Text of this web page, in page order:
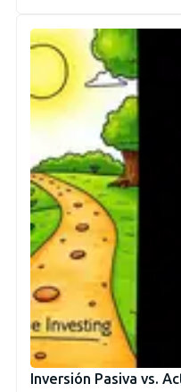
Inversión Pasiva vs.